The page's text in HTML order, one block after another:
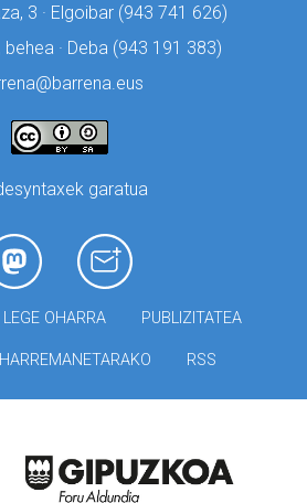
3 · Elgoibar (943 741 626)
· Deba (943 191 383)
garatua
LEGE OHARRA PUBLIZITATEA
HARREMANETARAKO RSS